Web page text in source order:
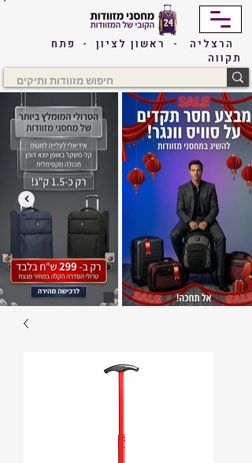
הרצליה - ראשון לציון - פתח
תקווה